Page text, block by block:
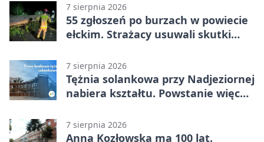
7 sierpnia 2026
55 zgłoszeń po burzach w powiecie
ełckim. Strażacy usuwali skutki
7 sierpnia 2026
Tężnia solankowa przy Nadjeziornej
nabiera kształtu. Powstanie więcej
7 sierpnia 2026
Anna Kozłowska ma 100 lat.